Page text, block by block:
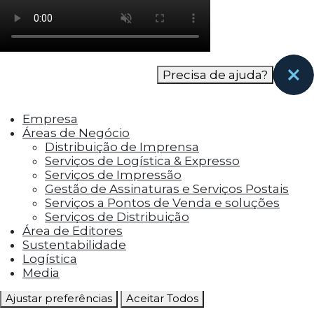
como os visitantes interagem com o site. Esses
cookies ajudam a fornecer informações sobre
as métricas do número de visitantes, taxa de
rejeição, origem do tráfego, etc.
funcionalidades, como compartilhar o
conteúdo do site em plataformas de social
media, coletar feedbacks e outros recursos de
terceiros.
Cookies Marketing
Os cookies de marketing são usados para
entregar aos visitantes anúncios
personalizados com base nas páginas que eles
visitaram antes e analisar a eficácia da
campanha publicitária.
Ajustar preferências Aceitar Todos
Precisa de ajuda?
Empresa
Áreas de Negócio
Distribuição de Imprensa
Serviços de Logística & Expresso
Serviços de Impressão
Gestão de Assinaturas e Serviços Postais
Serviços a Pontos de Venda e soluções
Serviços de Distribuição
Área de Editores
Sustentabilidade
Logística
Media